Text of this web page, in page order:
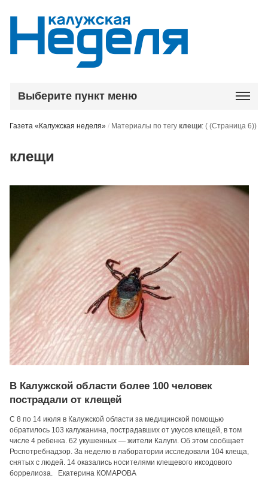
Выберите пункт меню
Газета «Калужская неделя» / Материалы по тегуклещи: ( (Страница 6))
клещи
В Калужской области более 100 человек
пострадали от клещей
С 8 по 14 июля в Калужской области за медицинской помощью
обратилось 103 калужанина, пострадавших от укусов клещей, в том
числе 4 ребенка. 62 укушенных — жители Калуги. Об этом сообщает
Роспотребнадзор. За неделю в лаборатории исследовали 104 клеща,
снятых с людей. 14 оказались носителями клещевого иксодового
боррелиоза. Екатерина КОМАРОВА